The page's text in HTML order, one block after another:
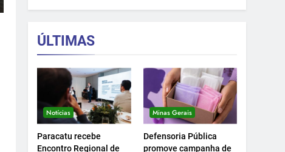
em Minas.
ÚLTIMAS
Notícias
Paracatu recebe
Encontro Regional de
Minas Gerais
Defensoria Pública
promove campanha de